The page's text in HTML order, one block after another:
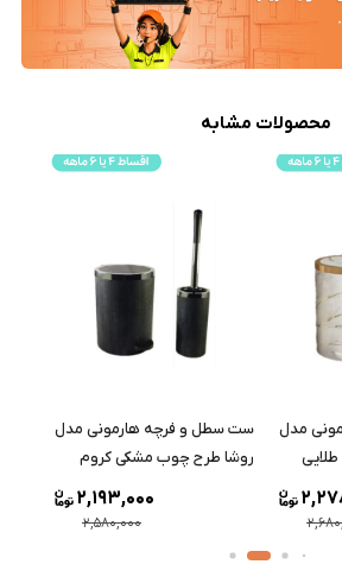
محصولات مشابه
مدل
ست سطل و فرچه هارمونی مدل
روشا طرح چوب مشکی کروم
2,580,000
2,193,000